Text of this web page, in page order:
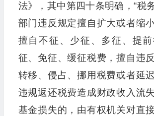
法》，其中第四十条明确，“税
部门违反规定擅自扩大或者缩
擅自不征、少征、多征、提
征、免征、缓征税费，擅自违
转移、侵占、挪用税费或者延
违规返还税费造成财政收入流
基金损失的，由有权机关对直